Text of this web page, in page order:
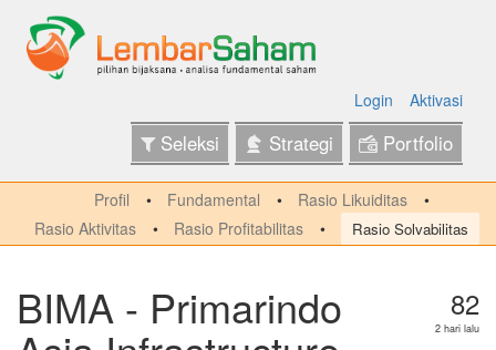
Login Aktivasi
Seleksi Strategi Portfolio
Profil Fundamental
Rasio Likuiditas
Rasio Aktivitas
Rasio Profitabilitas Rasio Solvabilitas
BIMA - Primarindo 82
2 hari lalu